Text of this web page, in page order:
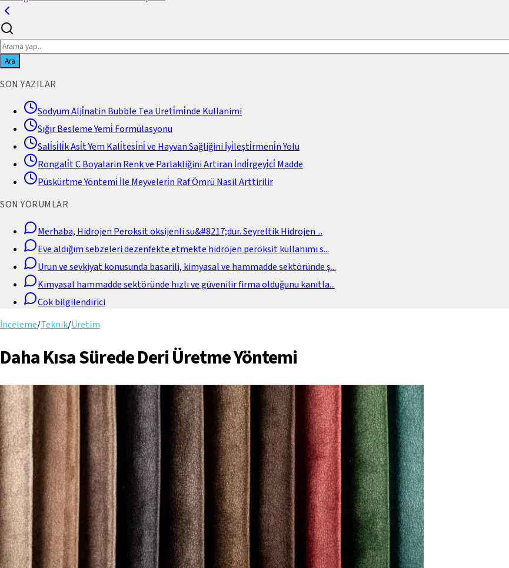
Ara
SON YAZILAR
Sodyum Alji̇natin Bubble Tea Üreti̇mi̇nde Kullanimi
Sığır Besleme Yemi̇ Formülasyonu
Sali̇si̇li̇k Asi̇t Yem Kali̇tesi̇ni̇ ve Hayvan Sağliğini İyi̇leşti̇rmeni̇n Yolu
Rongali̇t C Boyalarin Renk ve Parlakliğini Artiran İndi̇rgeyi̇ci̇ Madde
Püskürtme Yöntemi̇ İle Meyveleri̇n Raf Ömrü Nasil Arttirilir
SON YORUMLAR
Merhaba, Hidrojen Peroksit oksijenli su&#8217;dur. Seyreltik Hidrojen...
Eve aldığım sebzeleri dezenfekte etmekte hidrojen peroksit kullanımı s...
Urun ve sevkiyat konusunda basarili, kimyasal ve hammadde sektöründe ş...
Kimyasal hammadde sektöründe hızlı ve güvenilir firma olduğunu kanıtla...
Cok bilgilendirici
İnceleme/Teknik/Üretim
Daha Kısa Sürede Deri Üretme Yöntemi